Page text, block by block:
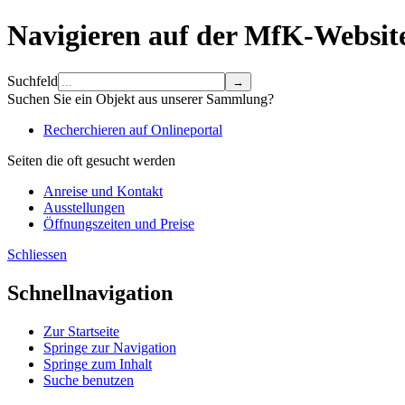
Navigieren auf der MfK-
Suchfeld
Suchen Sie ein Objekt aus unserer Sammlung?
Recherchieren auf Onlineportal
Seiten die oft gesucht werden
Anreise und Kontakt
Ausstellungen
Öffnungszeiten und Preise
Schliessen
Schnellnavigation
Zur Startseite
Springe zur Navigation
Springe zum Inhalt
Suche benutzen